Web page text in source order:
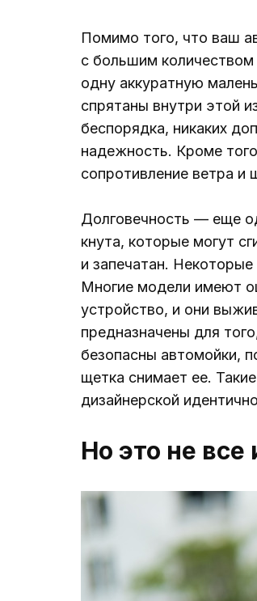
Помимо того, что ваш
с большим количеством
одну аккуратную
спрятаны внутри этой
беспорядка, никаких
надежность. Кроме
сопротивление ветра и
Долговечность — еще
кнута, которые могут
и запечатан.
Многие модели имеют
устройство, и они
предназначены для
безопасны автомойки,
щетка снимает ее.
дизайнерской
Но это не все